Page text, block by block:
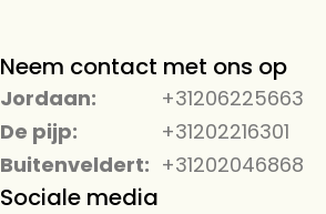
Neem contact met ons op
Jordaan:
+31206225663
De pijp:
+31202216301
Buitenveldert: +31202046868
Sociale media